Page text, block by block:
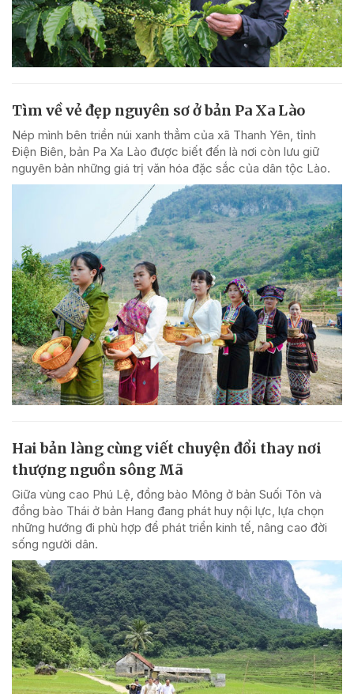
Tìm về vẻ đẹp nguyên sơ ở bản Pa Xa Lào
Nép mình bên triền núi xanh thẳm của xã Thanh Yên, tỉnh
Điện Biên, bản Pa Xa Lào được biết đến là nơi còn lưu giữ
nguyên bản những giá trị văn hóa đặc sắc của dân tộc Lào.
Hai bản làng cùng viết chuyện đổi thay nơi
thượng nguồn sông Mã
Giữa vùng cao Phú Lệ, đồng bào Mông ở bản Suối Tôn và
đồng bào Thái ở bản Hang đang phát huy nội lực, lựa chọn
những hướng đi phù hợp để phát triển kinh tế, nâng cao đời
sống người dân.